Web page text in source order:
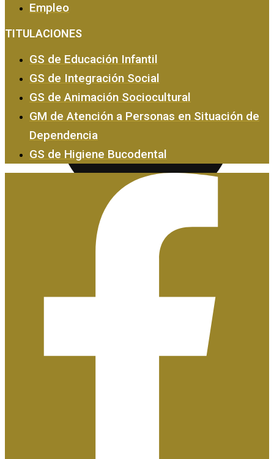
Certificados de Profesionalidad
Empleo
TITULACIONES
GS de Educación Infantil
GS de Integración Social
GS de Animación Sociocultural
GM de Atención a Personas en Situación de
Dependencia
GS de Higiene Bucodental